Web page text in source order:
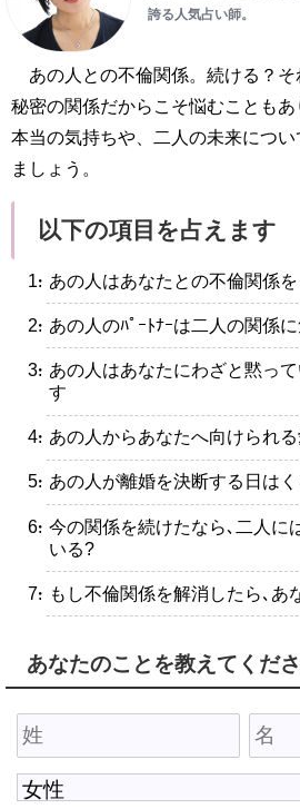
誇る人気占い師。
あの人との不倫関係。続ける？
秘密の関係だからこそ悩むことも
本当の気持ちや、二人の未来につ
ましょう。
以下の項目を占えます
・あの人はあなたとの不倫関係
・あの人のﾊﾟｰﾄﾅｰは二人の関係
・あの人はあなたにわざと黙っ
す
・あの人からあなたへ向けられ
・あの人が離婚を決断する日は
・今の関係を続けたなら､二人に
いる?
・もし不倫関係を解消したら､あ
あなたのことを教えてくだ